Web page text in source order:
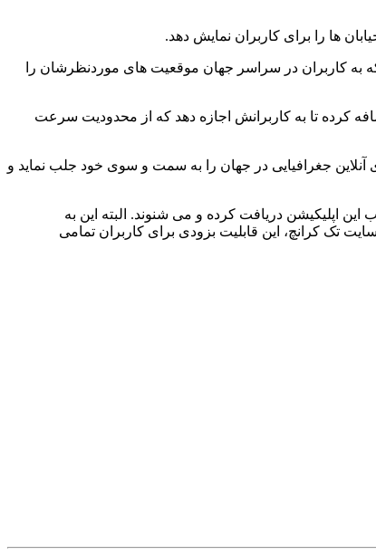
به کاربران در سراسر جهان موقعیت های موردنظرشان را
کرده تا به کاربرانش اجازه دهد که از محدودیت سرعت
آنلاین جغرافیایی در جهان را به سمت و سوی خود جلب نماید و
اپلیکیشن دریافت کرده و می شنوند. البته این به
تک کرانچ، این قابلیت بزودی برای کاربران تمامی